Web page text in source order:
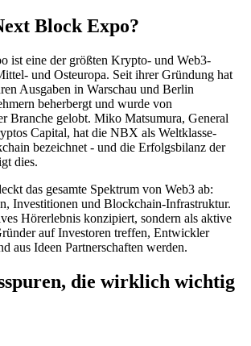
Block Expo?
ist eine der größten Krypto- und Web3-
und Osteuropa. Seit ihrer Gründung hat
Ausgaben in Warschau und Berlin
beherbergt und wurde von
Branche gelobt. Miko Matsumura, General
Capital, hat die NBX als Weltklasse-
bezeichnet - und die Erfolgsbilanz der
dies.
das gesamte Spektrum von Web3 ab:
Investitionen und Blockchain-Infrastruktur.
Hörerlebnis konzipiert, sondern als aktive
auf Investoren treffen, Entwickler
aus Ideen Partnerschaften werden.
die wirklich wichtig